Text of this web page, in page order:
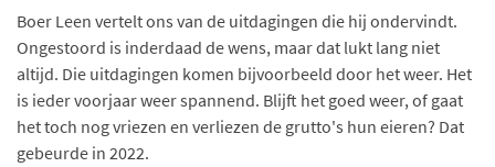
Boer Leen vertelt ons van de uitdagingen die hij ondervindt.
Ongestoord is inderdaad de wens, maar dat lukt lang niet
altijd. Die uitdagingen komen bijvoorbeeld door het weer. Het
is ieder voorjaar weer spannend. Blijft het goed weer, of gaat
het toch nog vriezen en verliezen de grutto's hun eieren? Dat
gebeurde in 2022.